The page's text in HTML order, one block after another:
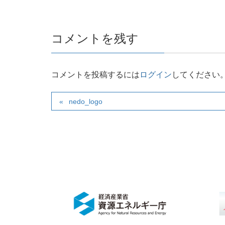
コメントを残す
コメントを投稿するには ログイン してください
nedo_logo